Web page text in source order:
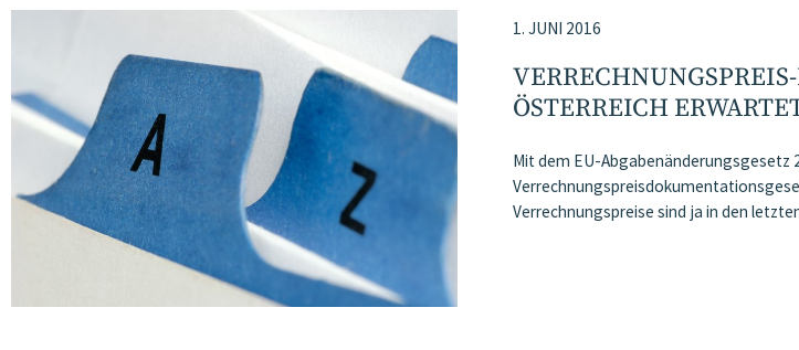
1. JUNI 2016
ÖSTERREICH
Mit dem EU-Abgabenänderungsgesetz
Verrechnungspreise sind ja in den